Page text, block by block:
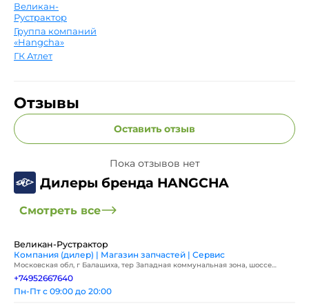
Великан-
Рустрактор
Группа компаний
«Hangcha»
ГК Атлет
Отзывы
Оставить отзыв
Пока отзывов нет
Дилеры бренда HANGCHA
Смотреть все
Великан-Рустрактор
Компания (дилер) | Магазин запчастей | Сервис
Московская обл, г Балашиха, тер Западная коммунальная зона, шоссе
Энтузиастов, влд 2
+74952667640
Пн-Пт с 09:00 до 20:00